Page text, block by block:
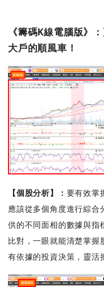
《籌碼K線電腦版》
大戶的順風車！
【個股分析】： 要有效掌
應該從多個角度進行綜合
供的不同面相的數據與指
比對，一眼就能清楚掌握
有依據的投資決策，靈活